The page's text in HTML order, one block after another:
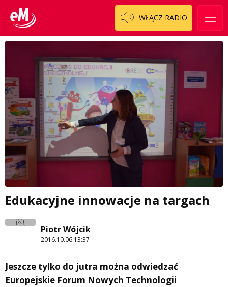
WŁĄCZ RADIO
Edukacyjne innowacje na targach
Piotr Wójcik
2016.10.06 13:37
Jeszcze tylko do jutra można odwiedzać
Europejskie Forum Nowych Technologii